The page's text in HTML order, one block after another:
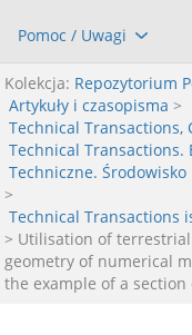
Pomoc / Uwagi
Kolekcja: Repozytorium
Artykuły i czasopisma >
Technical Transactions,
Technical Transactions.
Techniczne. Środowisko
>
Technical Transactions
> Utilisation of
geometry of numerical
the example of a section